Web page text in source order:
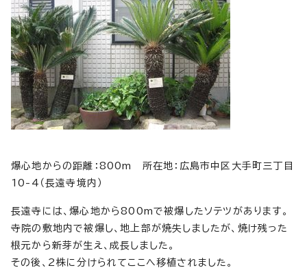
爆心地からの距離：800m 所在地：広島市中区大手町三丁目
10-4（長遠寺境内）
長遠寺には、爆心地から800mで被爆したソテツがあります。
寺院の敷地内で被爆し、地上部が焼失しましたが、焼け残った
根元から新芽が生え、成長しました。
その後、2株に分けられてここへ移植されました。